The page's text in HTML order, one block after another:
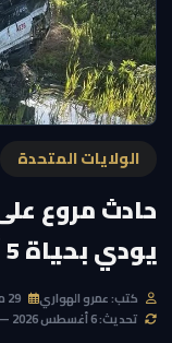
الولايات المتحدة
حادث مروع
يودي بحياة 5 أشخاص ويصيب العشرات
كتب: عمرو الهواري
تحديث: 6 أغسطس 2026 — 6:57 PM